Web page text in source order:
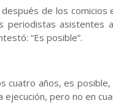
de los comicios
periodistas
“Es posible”.
cuatro años, es
ejecución, pero no en